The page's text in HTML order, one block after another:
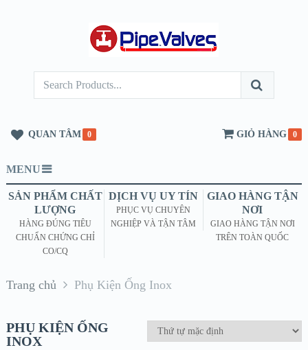
QUAN TÂM 0 GIỎ HÀNG 0
MENU
SẢN PHẨM CHẤT
LƯỢNG
HÀNG ĐÚNG TIÊU
CHUẨN CHỨNG CHỈ
CO/CQ
DỊCH VỤ UY TÍN
PHỤC VỤ CHUYÊN
NGHIỆP VÀ TẬN TÂM
GIAO HÀNG TẬN
NƠI
GIAO HÀNG TẬN NƠI
TRÊN TOÀN QUỐC
Trang chủ Phụ Kiện Ống Inox
PHỤ KIỆN ỐNG
INOX